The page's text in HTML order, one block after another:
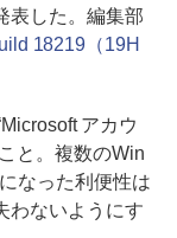
表した。編集部
18219（19H
アカウ
と。複数のWin
なった利便性は
わないようにす